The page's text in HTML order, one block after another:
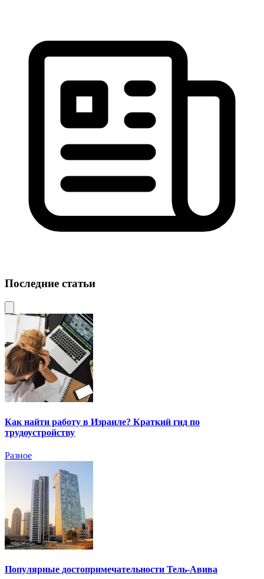
Последние статьи
Как найти работу в Израиле? Краткий гид по
трудоустройству
Разное
Популярные достопримечательности Тель-Авива